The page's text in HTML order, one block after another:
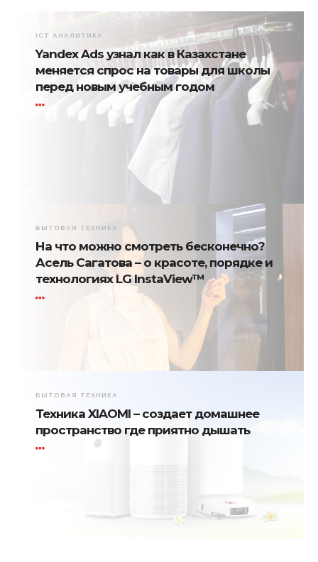
ICT АНАЛИТИКА
Yandex Ads узнал как в Казахстане
меняется спрос на товары для школы
перед новым учебным годом
БЫТОВАЯ ТЕХНИКА
На что можно смотреть бесконечно?
Асель Сагатова – о красоте, порядке и
технологиях LG InstaView™
БЫТОВАЯ ТЕХНИКА
Техника XIAOMI – создает домашнее
пространство где приятно дышать